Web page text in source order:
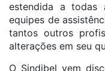
estendida a todas
equipes de
tantos outros
alterações em seu
O Sindibel vem